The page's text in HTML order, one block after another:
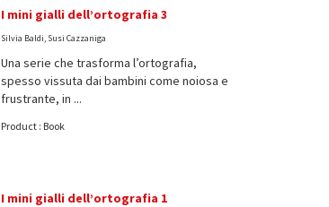
I mini gialli dell’ortografia 3
Silvia Baldi, Susi Cazzaniga
Una serie che trasforma l’ortografia,
spesso vissuta dai bambini come noiosa e
frustrante, in ...
Product : Book
I mini gialli dell’ortografia 1